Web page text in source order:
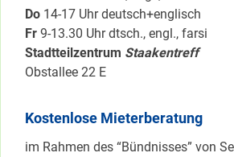
Do 14-17 Uhr deutsch+englisch
Fr 9-13.30 Uhr dtsch., engl., farsi
Stadtteilzentrum Staakentreff
Obstallee 22 E
Kostenlose Mieterberatung
im Rahmen des “Bündnisses” von